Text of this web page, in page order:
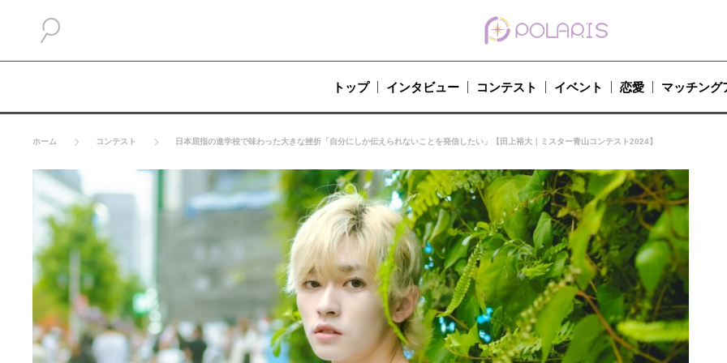
トップ インタビュー コンテスト イベント 恋愛 マッチング
ホーム コンテスト 日本屈指の進学校で味わった大きな挫折「自分にしか伝えられないことを発信したい」【田上裕大｜ミスター青山コンテスト2024】